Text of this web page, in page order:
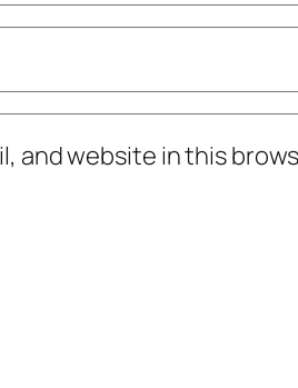
and website in this